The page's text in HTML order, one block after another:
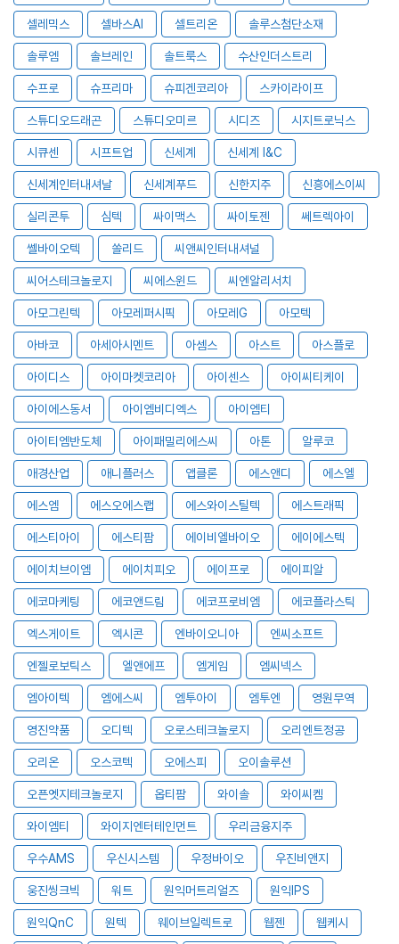
셀레믹스 셀바스AI 셀트리온 솔루스첨단소재
솔루엠 솔브레인 솔트룩스 수산인더스트리
수프로 슈프리마 슈피겐코리아 스카이라이프
스튜디오드래곤 스튜디오미르 시디즈 시지트로닉스
시큐센 시프트업 신세계 신세계 I&C
신세계인터내셔날 신세계푸드 신한지주 신흥에스이씨
실리콘투 심텍 싸이맥스 싸이토젠 쎄트렉아이
쎌바이오텍 쏠리드 씨앤씨인터내셔널
씨어스테크놀로지 씨에스윈드 씨엔알리서치
아모그린텍 아모레퍼시픽 아모레G 아모텍
아바코 아세아시멘트 아셈스 아스트 아스플로
아이디스 아이마켓코리아 아이센스 아이씨티케이
아이에스동서 아이엠비디엑스 아이엠티
아이티엠반도체 아이패밀리에스씨 아톤 알루코
애경산업 애니플러스 앱클론 에스앤디 에스엘
에스엠 에스오에스랩 에스와이스틸텍 에스트래픽
에스티아이 에스티팜 에이비엘바이오 에이에스텍
에이치브이엠 에이치피오 에이프로 에이피알
에코마케팅 에코앤드림 에코프로비엠 에코플라스틱
엑스게이트 엑시콘 엔바이오니아 엔씨소프트
엔젤로보틱스 엘앤에프 엠게임 엠씨넥스
엠아이텍 엠에스씨 엠투아이 엠투엔 영원무역
영진약품 오디텍 오로스테크놀로지 오리엔트정공
오리온 오스코텍 오에스피 오이솔루션
오픈엣지테크놀로지 옵티팜 와이솔 와이씨켐
와이엠티 와이지엔터테인먼트 우리금융지주
우수AMS 우신시스템 우정바이오 우진비앤지
웅진씽크빅 워트 원익머트리얼즈 원익IPS
원익QnC 원텍 웨이브일렉트로 웹젠 웹케시